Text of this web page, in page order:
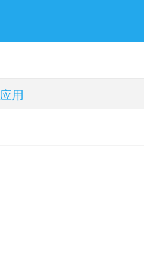
应用